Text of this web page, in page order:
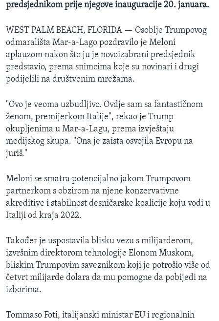
predsjednikom prije njegove inauguracije 20. januara.
WEST PALM BEACH, FLORIDA — Osoblje Trumpovog
odmarališta Mar-a-Lago pozdravilo je Meloni
aplauzom nakon što ju je novoizabrani predsjednik
predstavio, prema snimcima koje su novinari i drugi
podijelili na društvenim mrežama.
"Ovo je veoma uzbudljivo. Ovdje sam sa fantastičnom
ženom, premijerkom Italije", rekao je Trump
okupljenima u Mar-a-Lagu, prema izvještaju
medijskog skupa. "Ona je zaista osvojila Evropu na
juriš."
Meloni se smatra potencijalno jakom Trumpovom
partnerkom s obzirom na njene konzervativne
akreditive i stabilnost desničarske koalicije koju vodi u
Italiji od kraja 2022.
Također je uspostavila blisku vezu s milijarderom,
izvršnim direktorom tehnologije Elonom Muskom,
bliskim Trumpovim saveznikom koji je potrošio više od
četvrt milijarde dolara da mu pomogne da pobijedi na
izborima.
Tommaso Foti, italijanski ministar EU i regionalnih